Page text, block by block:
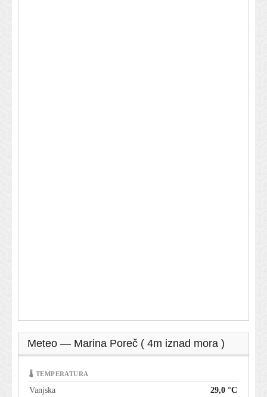
Meteo — Marina Poreč ( 4m iznad mora )
🌡 TEMPERATURA
Vanjska 29,0 °C